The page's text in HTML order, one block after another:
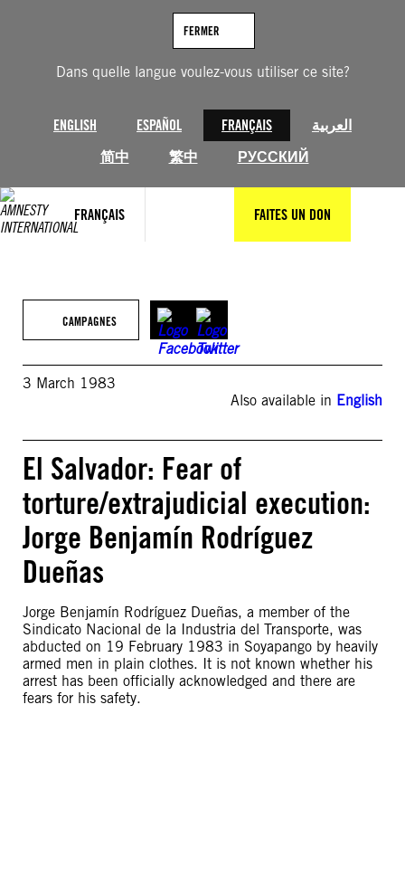
Dans quelle langue voulez-vous utiliser ce site?
ENGLISH ESPAÑOL FRANÇAIS
العربية
简中
繁中 РУССКИЙ
FERMER
FRANÇAIS FAITES UN DON
CAMPAGNES
3 March 1983
Also available in English
El Salvador: Fear of
torture/extrajudicial execution:
Jorge Benjamín Rodríguez
Dueñas
Jorge Benjamín Rodríguez Dueñas, a member of the
Sindicato Nacional de la Industria del Transporte, was
abducted on 19 February 1983 in Soyapango by heavily
armed men in plain clothes. It is not known whether his
arrest has been officially acknowledged and there are
fears for his safety.